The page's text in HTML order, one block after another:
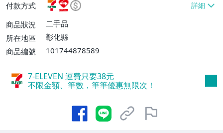
取貨付款【單件運費$60】、郵局掛號【單
件運費$60】、面交/自取/不寄送【免運
費】
付款方式
商品狀況
二手品
所在地區
彰化縣
商品編號
101744878589
7-ELEVEN 運費只要38元
不限金額、筆數，筆筆優惠無限次！